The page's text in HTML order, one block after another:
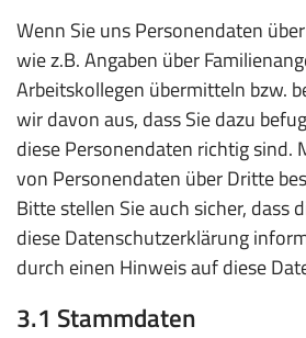
Wenn Sie uns Personendaten
wie z.B. Angaben über
Arbeitskollegen übermitteln bzw.
wir davon aus, dass Sie dazu
diese Personendaten richtig sind.
von Personendaten über Dritte
Bitte stellen Sie auch sicher, dass
diese Datenschutzerklärung
durch einen Hinweis auf diese
3.1 Stammdaten